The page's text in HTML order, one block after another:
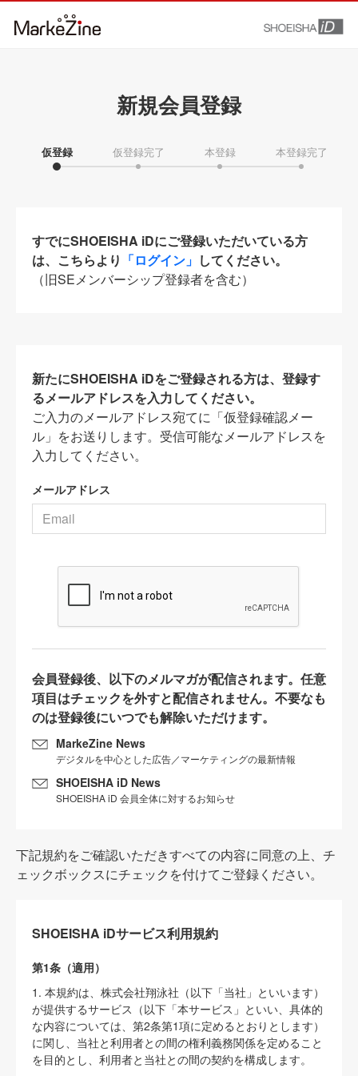
新規会員登録
仮登録 仮登録完了 本登録 本登録完了
すでにSHOEISHA iDにご登録いただいている方
は、こちらより 「ログイン」 してください。
（旧SEメンバーシップ登録者を含む）
新たにSHOEISHA iDをご登録される方は、登録す
るメールアドレスを入力してください。
ご入力のメールアドレス宛てに「仮登録確認メー
ル」をお送りします。受信可能なメールアドレスを
入力してください。
メールアドレス
会員登録後、以下のメルマガが配信されます。任意
項目はチェックを外すと配信されません。不要なも
のは登録後にいつでも解除いただけます。
MarkeZine News
デジタルを中心とした広告／マーケティングの最新情報
SHOEISHA iD News
SHOEISHA iD 会員全体に対するお知らせ
下記規約をご確認いただきすべての内容に同意の上、チ
ェックボックスにチェックを付けてご登録ください。
SHOEISHA iDサービス利用規約
第1条（適用）
1. 本規約は、株式会社翔泳社（以下「当社」といいます）
が提供するサービス（以下「本サービス」といい、具体的
な内容については、第2条第1項に定めるとおりとします）
に関し、当社と利用者との間の権利義務関係を定めること
を目的とし、利用者と当社との間の契約を構成します。